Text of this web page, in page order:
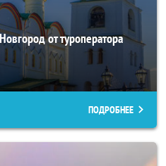
от туроператора
ПОДРОБНЕЕ